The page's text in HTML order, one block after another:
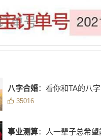
八字合婚：看你和TA的八
35016
事业测算：人一辈子总希望